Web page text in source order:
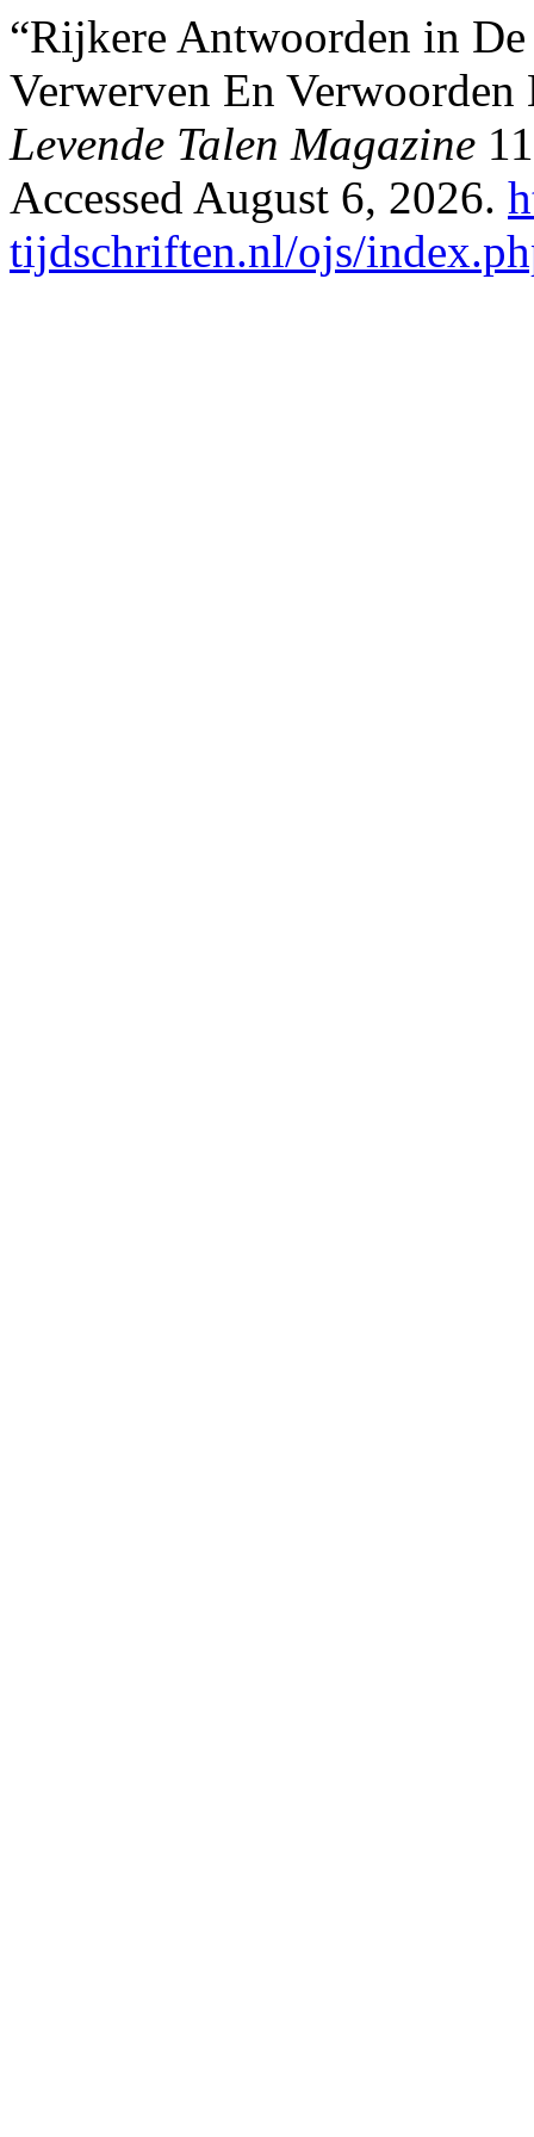
“Rijkere Antwoorden in
Verwerven En Verwoorden
Levende Talen Magazine
Accessed August 6, 2026.
tijdschriften.nl/ojs/